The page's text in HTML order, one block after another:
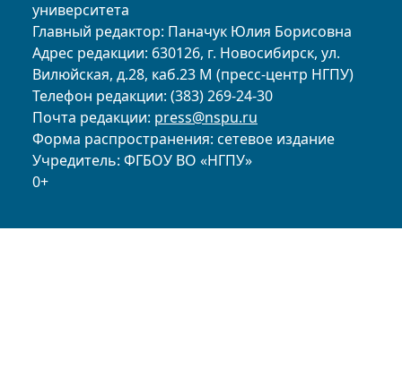
университета
Главный редактор: Паначук Юлия Борисовна
Адрес редакции: 630126, г. Новосибирск, ул.
Вилюйская, д.28, каб.23 М (пресс-центр НГПУ)
Телефон редакции: (383) 269-24-30
Почта редакции: press@nspu.ru
Форма распространения: сетевое издание
Учредитель: ФГБОУ ВО «НГПУ»
0+